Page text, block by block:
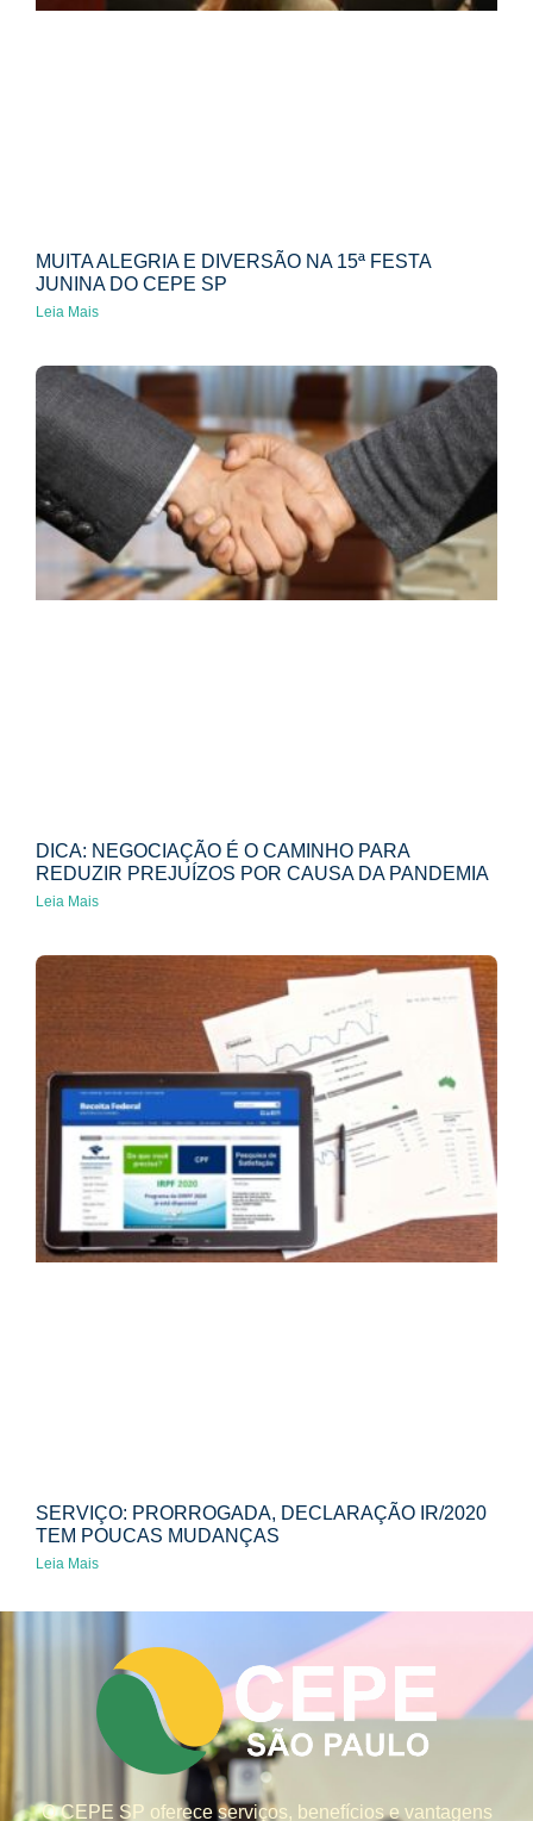
MUITA ALEGRIA E DIVERSÃO NA 15ª FESTA
JUNINA DO CEPE SP
Leia Mais
DICA: NEGOCIAÇÃO É O CAMINHO PARA
REDUZIR PREJUÍZOS POR CAUSA DA PANDEMIA
Leia Mais
SERVIÇO: PRORROGADA, DECLARAÇÃO IR/2020
TEM POUCAS MUDANÇAS
Leia Mais
O CEPE SP oferece serviços, benefícios e vantagens